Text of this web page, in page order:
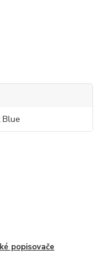
Blue
popisovače